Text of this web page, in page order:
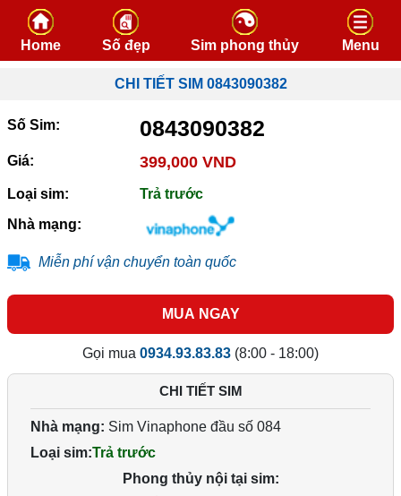
Skip to content
Home Số đẹp Sim phong thủy Menu
CHI TIẾT SIM 0843090382
Số Sim: 0843090382
Giá: 399,000 VND
Loại sim:
Trả trước
Nhà mạng:
Miễn phí vận chuyển toàn quốc
MUA NGAY
Gọi mua 0934.93.83.83 (8:00 - 18:00)
CHI TIẾT SIM
Nhà mạng: Sim Vinaphone đầu số 084
Loại sim:Trả trước
Phong thủy nội tại sim: